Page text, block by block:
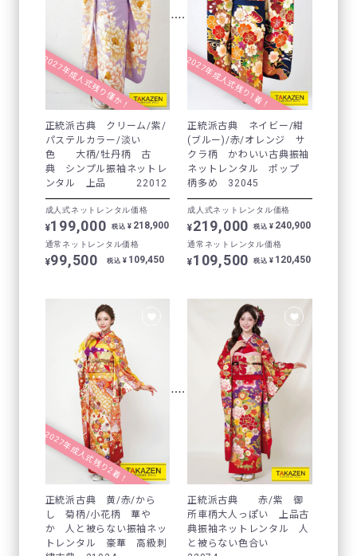
2027年成人式残り僅か！
正統派古典 クリーム/紫/
パステルカラー/淡い
色 大柄/牡丹柄 古
典 シンプル振袖ネットレ
ンタル 上品 22012
成人式ネットレンタル価格
¥199,000 税込 ¥ 218,900
通常ネットレンタル価格
¥99,500 税込 ¥ 109,450
2027年成人式残り1着！
正統派古典 ネイビー/紺
(ブルー)/赤/オレンジ サ
クラ柄 かわいい古典振袖
ネットレンタル ポップ
柄多め 32045
成人式ネットレンタル価格
¥219,000 税込 ¥ 240,900
通常ネットレンタル価格
¥109,500 税込 ¥ 120,450
2027年成人式残り2着！
正統派古典 黄/赤/から
し 菊柄/小花柄 華や
か 人と被らない振袖ネッ
トレンタル 豪華 高級刺
正統派古典 赤/紫 御
所車柄大人っぽい 上品古
典振袖ネットレンタル 人
と被らない色合い